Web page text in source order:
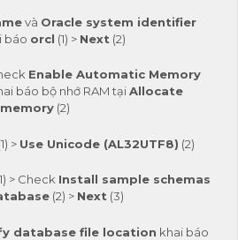
và Oracle system identifier
báo orcl (1) > Next (2)
Enable Automatic Memory
báo bộ nhớ RAM tạiAllocate
memory (2)
> Use Unicode (AL32UTF8) (2)
> Check Install sample schemas
(2) > Next (3)
database file location khai báo